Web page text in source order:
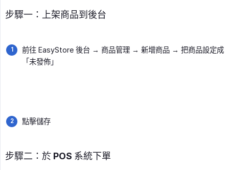
步驟一：上架商品到後台
前往 EasyStore 後台 → 商品管理 → 新增商品 → 把商品設定成
「未發佈」
點擊儲存
步驟二：於 POS 系統下單